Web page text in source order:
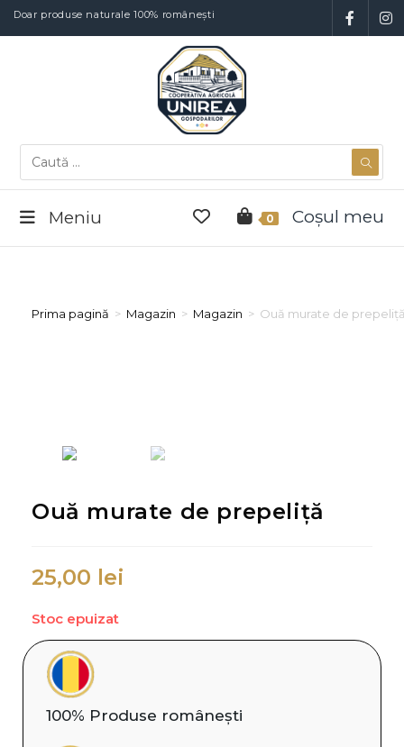
Doar produse naturale 100% românești
Meniu 0 Coșul meu
Prima pagină > Magazin > Magazin > Ouă murate de
Ouă murate de prepeliță
25,00 lei
Stoc epuizat
100% Produse românești